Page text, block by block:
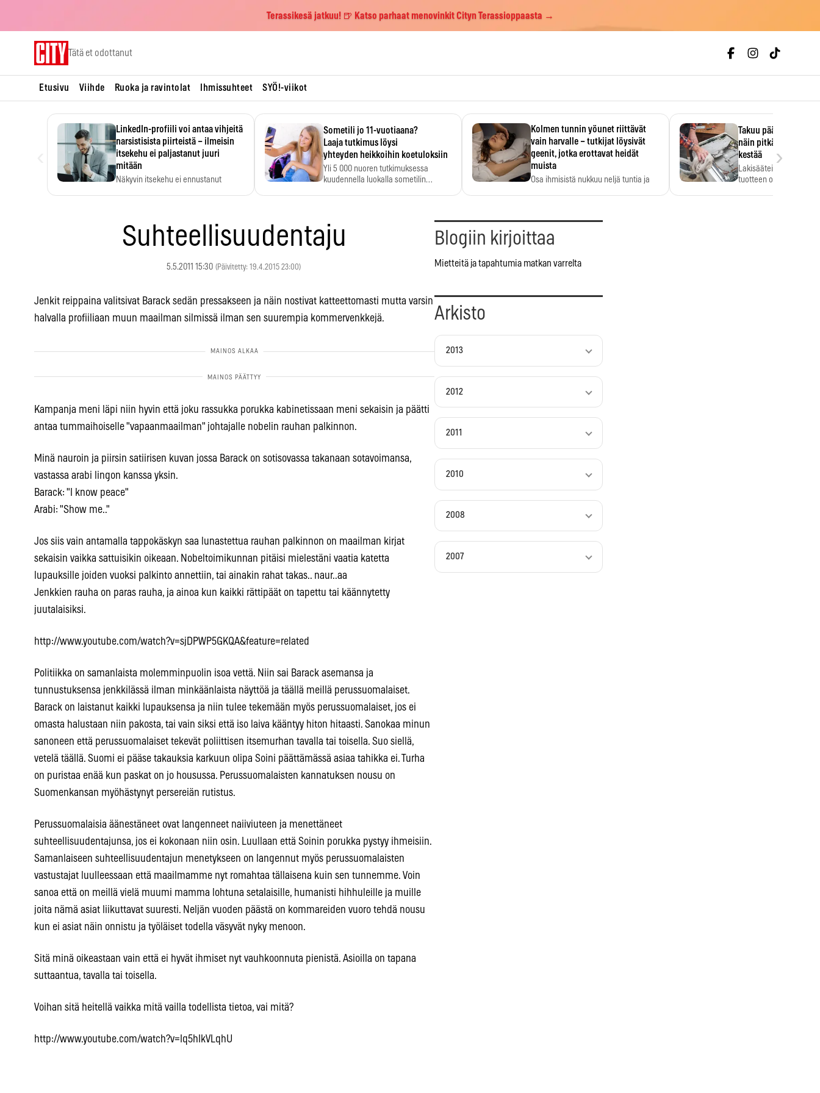
Terassikesä jatkuu! 🍺 Katso parhaat menovinkit Cityn Terassioppaasta →
Tätä et odottanut
Etusivu Viihde Ruoka ja ravintolat Ihmissuhteet SYÖ!-viikot
LinkedIn-profiili voi antaa vihjeitä
narsistisista piirteistä – ilmeisin
itsekehu ei paljastanut juuri
mitään
Näkyvin itsekehu ei ennustanut
Sometili jo 11-vuotiaana?
Laaja tutkimus löysi
yhteyden heikkoihin koetuloksiin
Yli 5 000 nuoren tutkimuksessa
kuudennella luokalla sometilin…
Kolmen tunnin yöunet riittävät
vain harvalle – tutkijat löysivät
geenit, jotka erottavat heidät
muista
Osa ihmisistä nukkuu neljä tuntia ja
Takuu päättyi,
näin pitkään
kestää
Lakisääteinen
tuotteen oletetun
›
Suhteellisuudentaju
5.5.2011 15:30 (Päivitetty: 19.4.2015 23:00)
Jenkit reippaina valitsivat Barack sedän pressakseen ja näin nostivat katteettomasti mutta varsin
halvalla profiiliaan muun maailman silmissä ilman sen suurempia kommervenkkejä.
Kampanja meni läpi niin hyvin että joku rassukka porukka kabinetissaan meni sekaisin ja päätti
antaa tummaihoiselle "vapaanmaailman" johtajalle nobelin rauhan palkinnon.
Minä nauroin ja piirsin satiirisen kuvan jossa Barack on sotisovassa takanaan sotavoimansa,
vastassa arabi lingon kanssa yksin.
Barack: "I know peace"
Arabi: "Show me.."
Jos siis vain antamalla tappokäskyn saa lunastettua rauhan palkinnon on maailman kirjat
sekaisin vaikka sattuisikin oikeaan. Nobeltoimikunnan pitäisi mielestäni vaatia katetta
lupauksille joiden vuoksi palkinto annettiin, tai ainakin rahat takas.. naur..aa
Jenkkien rauha on paras rauha, ja ainoa kun kaikki rättipäät on tapettu tai käännytetty
juutalaisiksi.
http://www.youtube.com/watch?v=sjDPWP5GKQA&feature=related
Politiikka on samanlaista molemminpuolin isoa vettä. Niin sai Barack asemansa ja
tunnustuksensa jenkkilässä ilman minkäänlaista näyttöä ja täällä meillä perussuomalaiset.
Barack on laistanut kaikki lupauksensa ja niin tulee tekemään myös perussuomalaiset, jos ei
omasta halustaan niin pakosta, tai vain siksi että iso laiva kääntyy hiton hitaasti. Sanokaa minun
sanoneen että perussuomalaiset tekevät poliittisen itsemurhan tavalla tai toisella. Suo siellä,
vetelä täällä. Suomi ei pääse takauksia karkuun olipa Soini päättämässä asiaa tahikka ei. Turha
on puristaa enää kun paskat on jo housussa. Perussuomalaisten kannatuksen nousu on
Suomenkansan myöhästynyt persereiän rutistus.
Perussuomalaisia äänestäneet ovat langenneet naiiviuteen ja menettäneet
suhteellisuudentajunsa, jos ei kokonaan niin osin. Luullaan että Soinin porukka pystyy ihmeisiin.
Samanlaiseen suhteellisuudentajun menetykseen on langennut myös perussuomalaisten
vastustajat luulleessaan että maailmamme nyt romahtaa tällaisena kuin sen tunnemme. Voin
sanoa että on meillä vielä muumi mamma lohtuna setalaisille, humanisti hihhuleille ja muille
joita nämä asiat liikuttavat suuresti. Neljän vuoden päästä on kommareiden vuoro tehdä nousu
kun ei asiat näin onnistu ja työläiset todella väsyvät nyky menoon.
Sitä minä oikeastaan vain että ei hyvät ihmiset nyt vauhkoonnuta pienistä. Asioilla on tapana
suttaantua, tavalla tai toisella.
Voihan sitä heitellä vaikka mitä vailla todellista tietoa, vai mitä?
http://www.youtube.com/watch?v=Iq5hIkVLqhU
Blogiin kirjoittaa
Mietteitä ja tapahtumia matkan varrelta
Arkisto
2013
2012
2011
2010
2008
2007